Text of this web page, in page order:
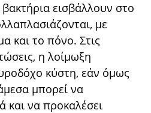
εισβάλλουν στο
με
και το πόνο. Στις
η λοίμωξη
κύστη, εάν όμως
μπορεί να
και να προκαλέσει